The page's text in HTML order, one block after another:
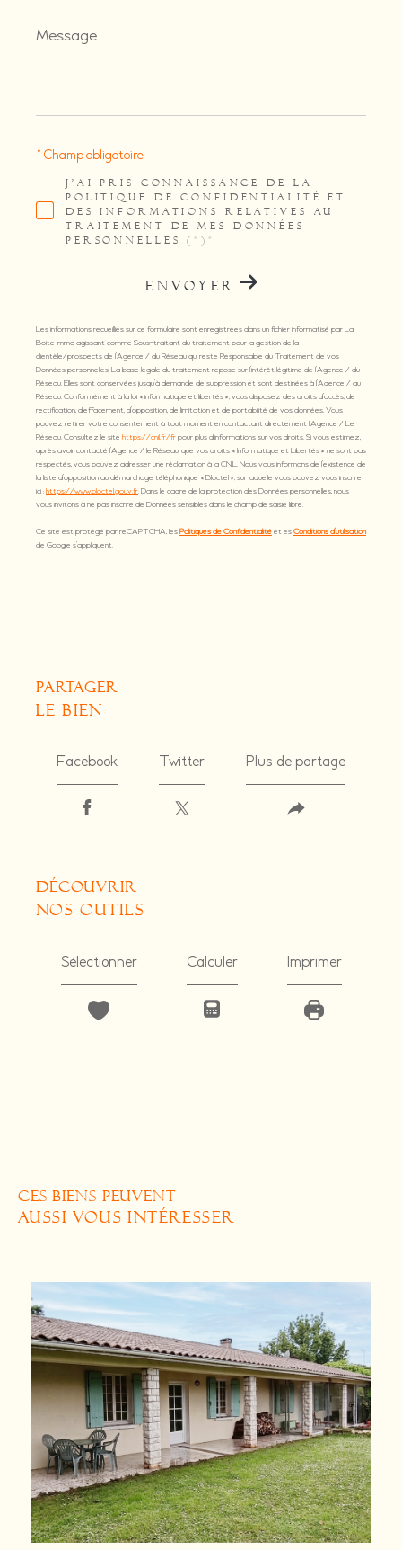
Message
*
J'AI PRIS CONNAISSANCE DE LA
POLITIQUE DE CONFIDENTIALITÉ ET
DES INFORMATIONS RELATIVES AU
TRAITEMENT DE MES DONNÉES
PERSONNELLES (*)*
* Champ obligatoire
ENVOYER
Les informations recueillies sur ce formulaire sont enregistrées dans un fichier informatisé par La
Boite Immo agissant comme Sous-traitant du traitement pour la gestion de la
clientèle/prospects de l'Agence / du Réseau qui reste Responsable du Traitement de vos
Données personnelles. La base légale du traitement repose sur l'intérêt légitime de l'Agence / du
Réseau. Elles sont conservées jusqu'à demande de suppression et sont destinées à l'Agence / au
Réseau. Conformément à la loi « informatique et libertés », vous disposez des droits d’accès, de
rectification, d’effacement, d’opposition, de limitation et de portabilité de vos données. Vous
pouvez retirer votre consentement à tout moment en contactant directement l’Agence / Le
Réseau. Consultez le site https://cnil.fr/frpour plus d’informations sur vos droits. Si vous estimez,
après avoir contacté l'Agence / le Réseau, que vos droits « Informatique et Libertés » ne sont pas
respectés, vous pouvez adresser une réclamation à la CNIL. Nous vous informons de l’existence de
la liste d'opposition au démarchage téléphonique « Bloctel », sur laquelle vous pouvez vous inscrire
ici :https://www.bloctel.gouv.fr. Dans le cadre de la protection des Données personnelles, nous
vous invitons à ne pas inscrire de Données sensibles dans le champ de saisie libre.
Ce site est protégé par reCAPTCHA, lesPolitiques de Confidentialitéet esConditions d'utilisation
de Google s'appliquent.
partager
le bien
Facebook Twitter Plus de partage
découvrir
nos outils
Sélectionner Calculer Imprimer
CES BIENS PEUVENT
AUSSI VOUS INTÉRESSER